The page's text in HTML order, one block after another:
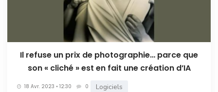
Il refuse un prix de photographie… parce que
son « cliché » est en fait une création d’IA
18 Avr. 2023 • 12:30 0 Logiciels